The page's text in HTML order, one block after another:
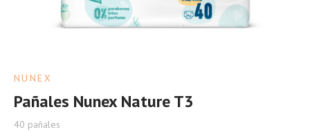
NUNEX
Pañales Nunex Nature T3
40 pañales